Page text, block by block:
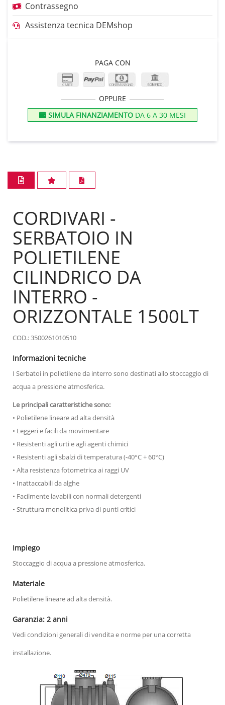
Contrassegno
Assistenza tecnica DEMshop
PAGA CON
OPPURE
SIMULA FINANZIAMENTO DA 6 A 30 MESI
CORDIVARI -
SERBATOIO IN
POLIETILENE
CILINDRICO DA
INTERRO -
ORIZZONTALE 1500LT
COD.: 3500261010510
Informazioni tecniche
I Serbatoi in polietilene da interro sono destinati allo stoccaggio di
acqua a pressione atmosferica.
Le principali caratteristiche sono:
• Polietilene lineare ad alta densità
• Leggeri e facili da movimentare
• Resistenti agli urti e agli agenti chimici
• Resistenti agli sbalzi di temperatura (-40°C + 60°C)
• Alta resistenza fotometrica ai raggi UV
• Inattaccabili da alghe
• Facilmente lavabili con normali detergenti
• Struttura monolitica priva di punti critici
Impiego
Stoccaggio di acqua a pressione atmosferica.
Materiale
Polietilene lineare ad alta densità.
Garanzia: 2 anni
Vedi condizioni generali di vendita e norme per una corretta
installazione.